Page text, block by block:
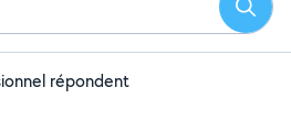
répondent